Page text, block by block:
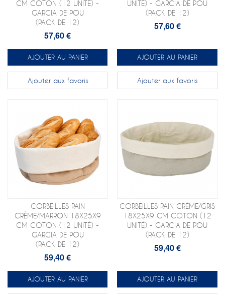
CM COTON (12 UNITÉ) -
GARCIA DE POU
(PACK DE 12)
57,60 €
AJOUTER AU PANIER
Ajouter aux favoris
UNITÉ) - GARCIA DE POU
(PACK DE 12)
57,60 €
AJOUTER AU PANIER
Ajouter aux favoris
CORBEILLES PAIN
CRÈME/MARRON 18X25X9
CM COTON (12 UNITÉ) -
GARCIA DE POU
(PACK DE 12)
59,40 €
AJOUTER AU PANIER
CORBEILLES PAIN CRÈME/GRIS
18X25X9 CM COTON (12
UNITÉ) - GARCIA DE POU
(PACK DE 12)
59,40 €
AJOUTER AU PANIER